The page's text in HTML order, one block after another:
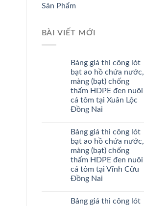
Sản Phẩm
BÀI VIẾT MỚI
Bảng giá thi công lót
bạt ao hồ chứa nước,
màng (bạt) chống
thấm HDPE đen nuôi
cá tôm tại Xuân Lộc
Đồng Nai
Bảng giá thi công lót
bạt ao hồ chứa nước,
màng (bạt) chống
thấm HDPE đen nuôi
cá tôm tại Vĩnh Cửu
Đồng Nai
Bảng giá thi công lót